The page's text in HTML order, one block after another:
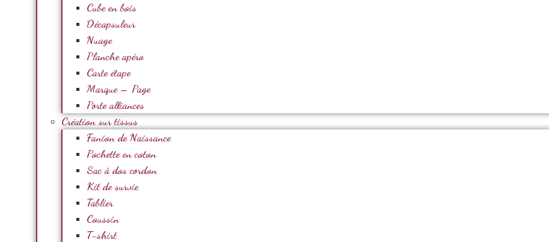
Cube en bois
Décapsuleur
Nuage
Planche apéro
Carte étape
Marque – Page
Porte alliances
Création sur tissus
Fanion de Naissance
Pochette en coton
Sac à dos cordon
Kit de survie
Tablier
Coussin
T-shirt